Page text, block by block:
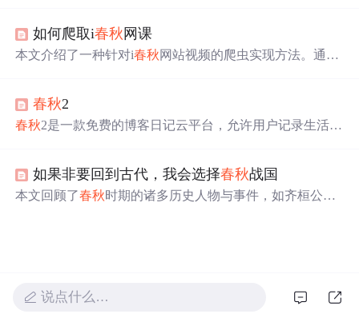
其进行解读。《春秋》是儒家思想载体、史学奠基之作，
在现代研究中有重要价值，对当代社会也有诸多启示。
如何爬取i春秋 网课
本文介绍了一种针对i春秋网站视频的爬虫实现方法。通过
春秋2
春秋2是一款免费的博客日记云平台，允许用户记录生活点
密记录，每篇日记对应一个日期，每月最多上传31张照
片。
如果非要回到古代，我会选择春秋战国
本文回顾了春秋时期的诸多历史人物与事件，如齐桓公、
说点什么…